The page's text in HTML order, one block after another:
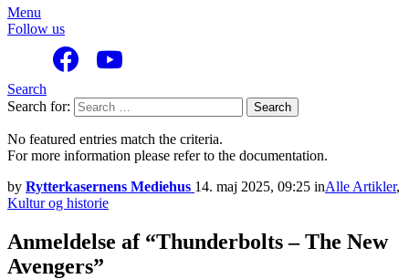
Menu
Follow us
Search
Search for:
Search
No featured entries match the criteria.
For more information please refer to the documentation.
by Rytterkasernens Mediehus 14. maj 2025, 09:25 inAlle Artikler,
Kultur og historie
Anmeldelse af “Thunderbolts – The New
Avengers”